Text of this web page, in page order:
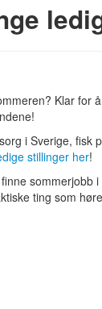
Klar for
i Sverige,
stillinger her!
sommerjobb
ting som